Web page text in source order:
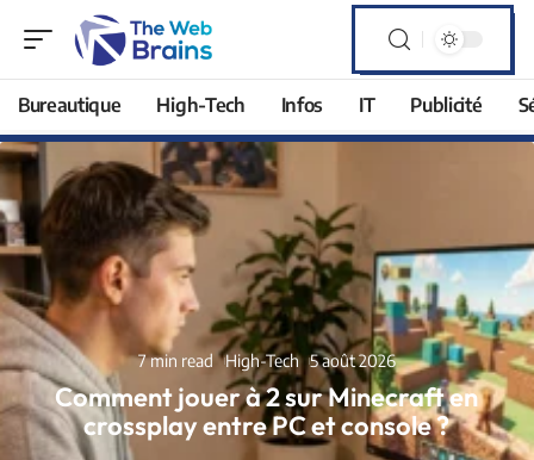
Bureautique High-Tech Infos IT Publicité
7 min read High-Tech 5 août 2026
Comment jouer à 2 sur Minecraft en
crossplay entre PC et console ?